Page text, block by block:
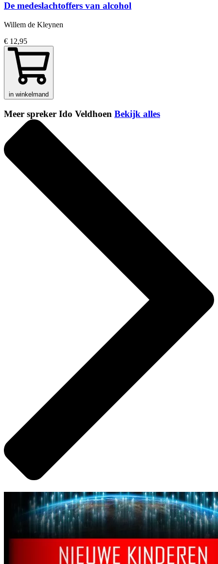
De medeslachtoffers van alcohol
Willem de Kleynen
€ 12,95
in winkelmand
Meer spreker Ido Veldhoen Bekijk alles